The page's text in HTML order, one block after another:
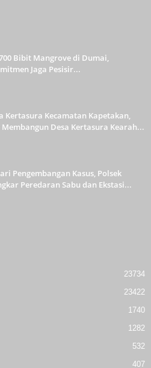
Bibit Mangrove di Dumai,
Jaga Pesisir...
Kertasura Kecamatan Kapetakan,
Membangun Desa Kertasura Kearah...
Pengembangan Kasus, Polsek
Peredaran Sabu dan Ekstasi...
23734
23422
1740
1282
532
407